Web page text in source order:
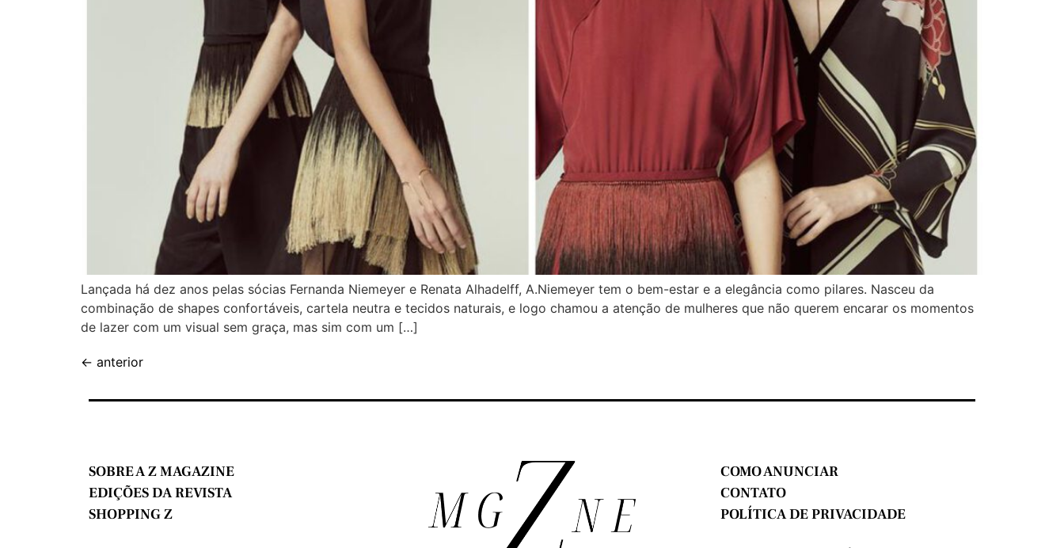
Lançada há dez anos pelas sócias Fernanda Niemeyer e Renata Alhadelff, A.Niemeyer tem o bem-estar e a elegância como pilares. Nasceu da
combinação de shapes confortáveis, cartela neutra e tecidos naturais, e logo chamou a atenção de mulheres que não querem encarar os momentos
de lazer com um visual sem graça, mas sim com um […]
← anterior
SOBRE A Z MAGAZINE
EDIÇÕES DA REVISTA
SHOPPING Z
COMO ANUNCIAR
CONTATO
POLÍTICA DE PRIVACIDADE